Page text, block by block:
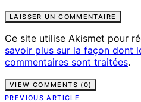
Ce site utilise Akismet pour
savoir plus sur la façon dont
commentaires sont traitées.
VIEW COMMENTS (0)
PREVIOUS ARTICLE